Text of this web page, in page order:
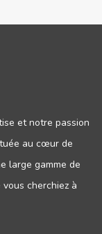
et notre passion
au cœur de
large gamme de
cherchiez à